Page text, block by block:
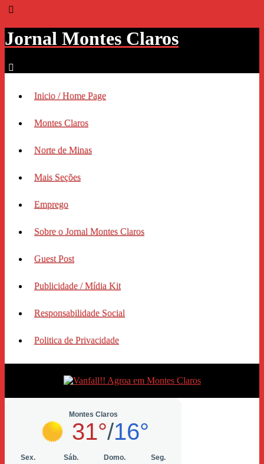
Jornal Montes Claros
Inicio / Home Page
Montes Claros
Norte de Minas
Mais Seções
Emprego
Sobre o Jornal Montes Claros
Guest Post
Publicidade / Mídia Kit
Responsabilidade Social
Politica de Privacidade